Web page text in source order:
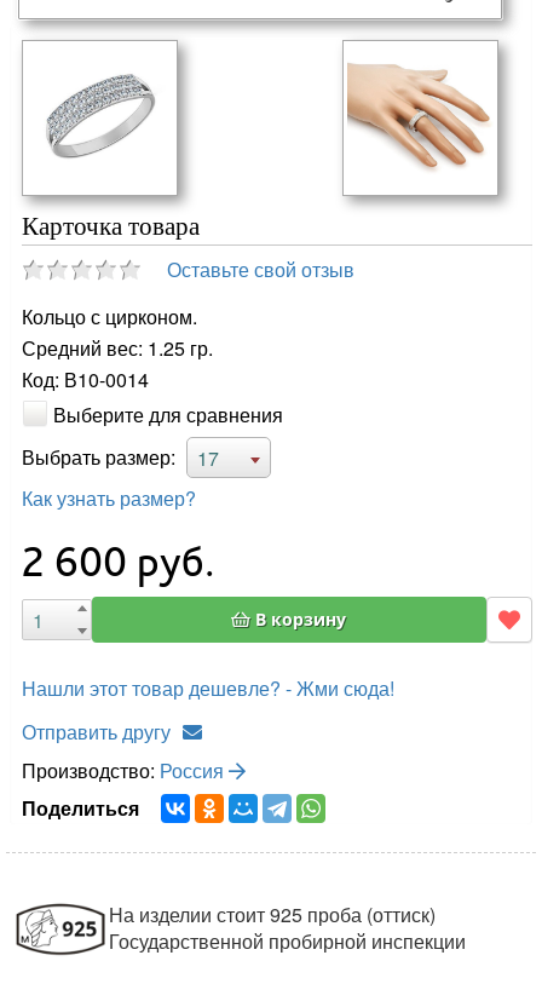
Карточка товара
Оставьте свой отзыв
Кольцо с цирконом.
Средний вес: 1.25 гр.
Код: В10-0014
Выберите для сравнения
Выбрать размер:
17
Как узнать размер?
2 600 руб.
В корзину
Нашли этот товар дешевле? - Жми сюда!
Отправить другу
Производство: Россия
Поделиться
На изделии стоит 925 проба (оттиск)
Государственной пробирной инспекции